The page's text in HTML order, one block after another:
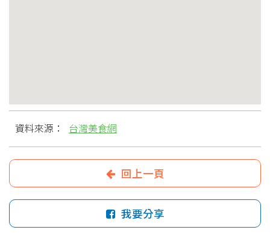
資料來源： 台灣美食網
回上一頁
我要分享